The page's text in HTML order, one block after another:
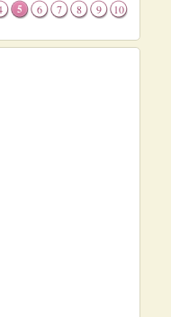
5 6 7 8 9 10